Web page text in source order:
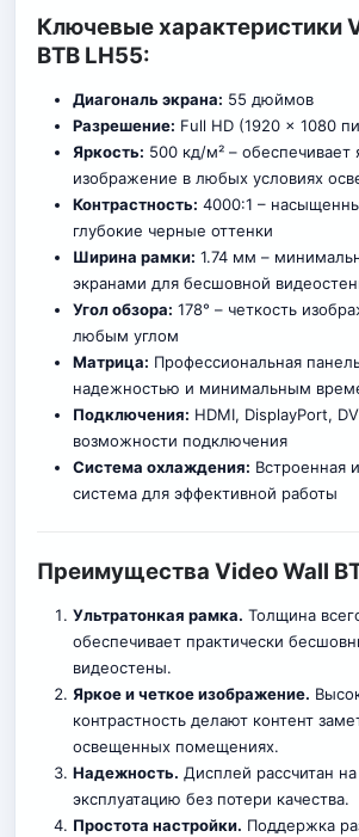
Ключевые характеристики
BTB LH55:
Диагональ экрана: 55 дюймов
Разрешение: Full HD (1920 × 1080
Яркость: 500 кд/м² – обеспечивает
изображение в любых условиях
Контрастность: 4000:1 –
глубокие черные оттенки
Ширина рамки: 1.74 мм –
экранами для бесшовной
Угол обзора: 178° – четкость
любым углом
Матрица: Профессиональная панел
надежностью и минимальным
Подключения: HDMI, DisplayPort,
возможности подключения
Система охлаждения: Встроенная
система для эффективной работы
Преимущества Video Wall
Ультратонкая рамка. Толщина
обеспечивает практически
видеостены.
Яркое и четкое изображение.
контрастность делают контент
освещенных помещениях.
Надежность. Дисплей рассчитан
эксплуатацию без потери качества.
Простота настройки. Поддержка